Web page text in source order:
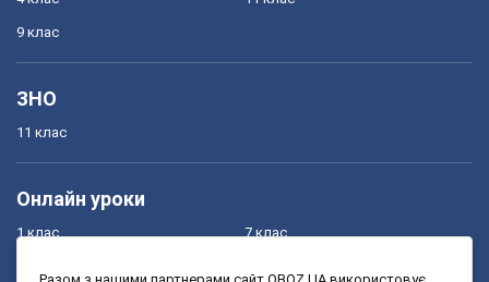
9 клас
ЗНО
11 клас
Онлайн уроки
1 клас 7 клас